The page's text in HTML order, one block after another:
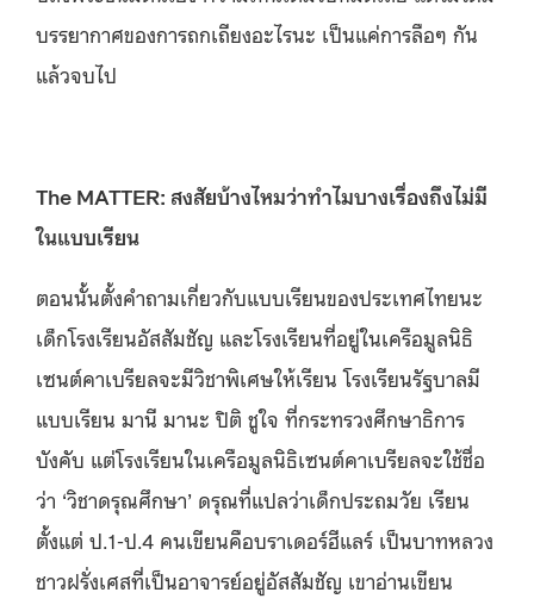
บรรยากาศของการถกเถียงอะไรนะ เป็นแค่การลือๆ กัน
แล้วจบไป
The MATTER: สงสัยบ้างไหมว่าทำไมบางเรื่องถึงไม่มี
ในแบบเรียน
ตอนนั้นตั้งคำถามเกี่ยวกับแบบเรียนของประเทศไทยนะ
เด็กโรงเรียนอัสสัมชัญ และโรงเรียนที่อยู่ในเครือมูลนิธิ
เซนต์คาเบรียลจะมีวิชาพิเศษให้เรียน โรงเรียนรัฐบาลมี
แบบเรียน มานี มานะ ปิติ ชูใจ ที่กระทรวงศึกษาธิการ
บังคับ แต่โรงเรียนในเครือมูลนิธิเซนต์คาเบรียลจะใช้ชื่อ
ว่า ‘วิชาดรุณศึกษา’ ดรุณที่แปลว่าเด็กประถมวัย เรียน
ตั้งแต่ ป.1-ป.4 คนเขียนคือบราเดอร์ฮีแลร์ เป็นบาทหลวง
ชาวฝรั่งเศสที่เป็นอาจารย์อยู่อัสสัมชัญ เขาอ่านเขียน